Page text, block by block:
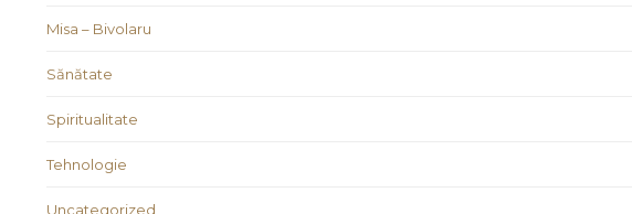
Misa – Bivolaru
Sănătate
Spiritualitate
Tehnologie
Uncategorized